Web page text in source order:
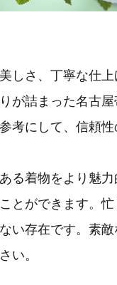
しさ、丁寧な仕
が詰まった名古
考にして、信頼
る着物をより魅
とができます。
い存在です。素
い。